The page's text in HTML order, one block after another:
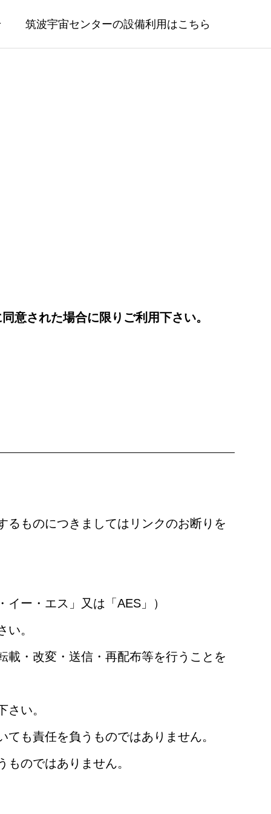
筑波宇宙センターの設備利用はこちら
意された場合に限りご利用下さい。
るものにつきましてはリンクのお断りを
ー・エス」又は「AES」）
。
載・改変・送信・再配布等を行うことを
い。
も責任を負うものではありません。
のではありません。